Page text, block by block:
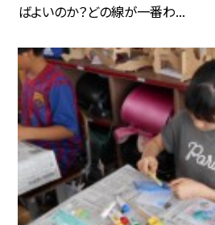
ばよいのか？どの線が一番わ...